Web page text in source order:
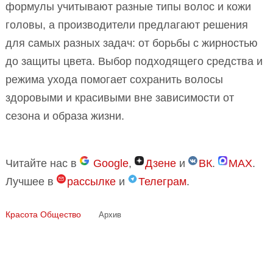
формулы учитывают разные типы волос и кожи
головы, а производители предлагают решения
для самых разных задач: от борьбы с жирностью
до защиты цвета. Выбор подходящего средства и
режима ухода помогает сохранить волосы
здоровыми и красивыми вне зависимости от
сезона и образа жизни.
Читайте нас в Google, Дзене и ВК. MAX.
Лучшее в
рассылке и Телеграм.
Красота Общество Архив